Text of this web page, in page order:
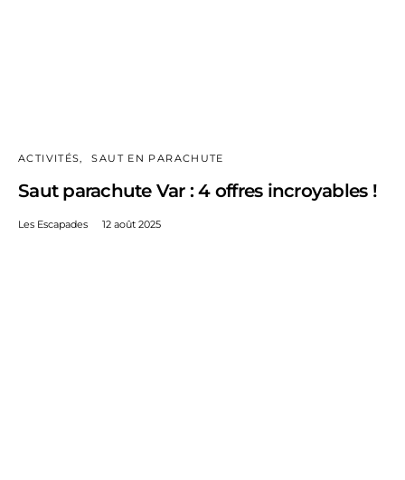
ACTIVITÉS SAUT EN PARACHUTE
Saut parachute Var : 4 offres incroyables !
Les Escapades 12 août 2025